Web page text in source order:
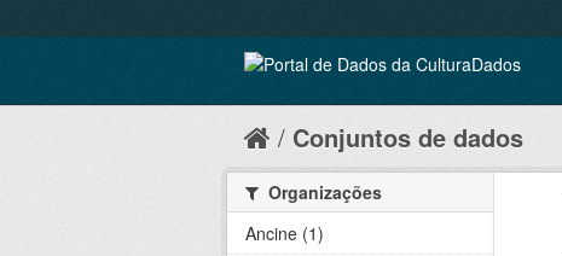
Conjuntos de dados
Organizações
Ancine (1)